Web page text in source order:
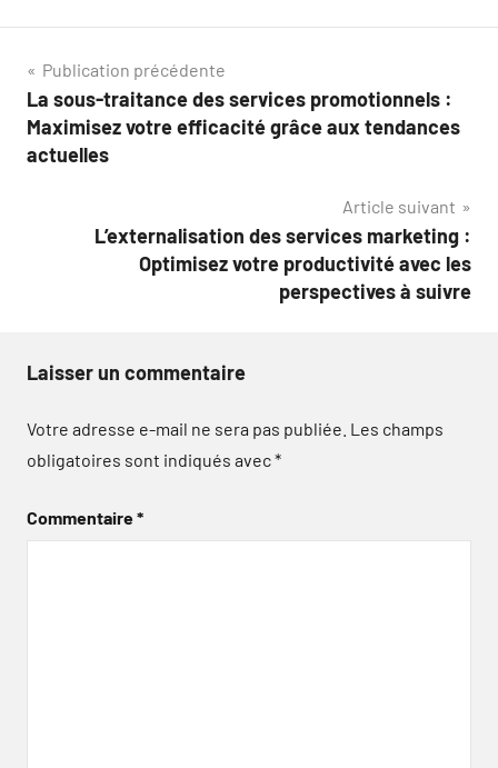
Navigation
de
l’article
Publication précédente
La sous-traitance des services promotionnels :
Maximisez votre efficacité grâce aux tendances
actuelles
Article suivant
L’externalisation des services marketing :
Optimisez votre productivité avec les
perspectives à suivre
Laisser un commentaire
Votre adresse e-mail ne sera pas publiée. Les champs
obligatoires sont indiqués avec*
Commentaire*